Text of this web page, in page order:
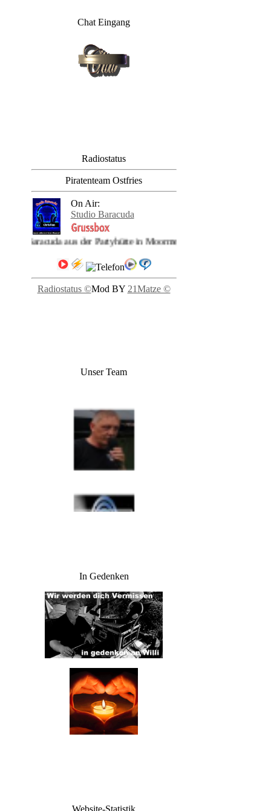
Chat Eingang
Radiostatus
Piratenteam Ostfries
On Air:
Studio Baracuda
Baracuda: Studio
Radiostatus ©Mod BY 21Matze ©
Unser Team
In Gedenken
Website-Statistik